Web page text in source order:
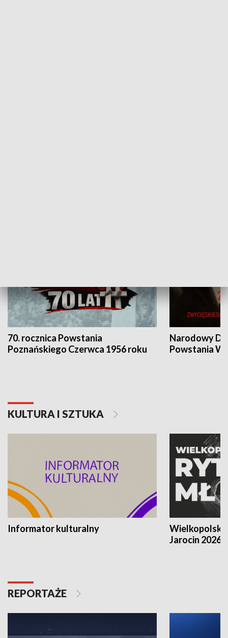
70. rocznica Powstania
Poznańskiego Czerwca 1956 roku
Narodowy
Powstania
KULTURA I SZTUKA
Informator kulturalny
Jarocin 2026
REPORTAŻE